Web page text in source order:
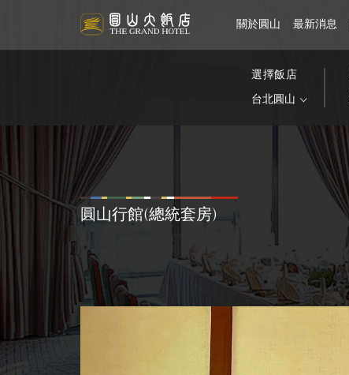
關於圓山
圓山簡介 飯店導覽
最新消息
一般消息 住宿消息
住宿消息 金龍客房
婚宴簡介 婚宴專案
圓苑餐廳 金龍餐廳
選擇飯店
台北圓山
圓山行館(總統套房)